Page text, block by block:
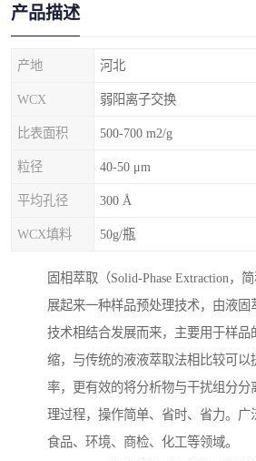
产品描述
产地 河北
WCX 弱阳离子交换
比表面积 500-700 m2/g
粒径 40-50 μm
平均孔径 300 Å
WCX填料 50g/瓶
固相萃取（Solid-Phase Extraction，
展起来一种样品预处理技术，由液固
技术相结合发展而来，主要用于样品
缩，与传统的液液萃取法相比较可以
率，更有效的将分析物与干扰组分分
理过程，操作简单、省时、省力。广
食品、环境、商检、化工等领域。